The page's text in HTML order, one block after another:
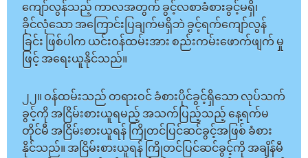
ကျော်လွန်သည့် ကာလအတွက် ခွင့်လစာခံစားခွင့်မရှိ၊
ခိုင်လုံသော အကြောင်းပြချက်မရှိဘဲ ခွင့်ရက်ကျော်လွန်
ခြင်း ဖြစ်ပါက ယင်းဝန်ထမ်းအား စည်းကမ်းဖောက်ဖျက် မှု
ဖြင့် အရေးယူနိုင်သည်။
၂၂။ ဝန်ထမ်းသည် တရားဝင် ခံစားပိုင်ခွင့်ရှိသော လုပ်သက်
ခွင့်ကို အငြိမ်းစားယူရမည့် အသက်ပြည့်သည့် နေ့ရက်မ
တိုင်မီ အငြိမ်းစားယူရန် ကြိုတင်ပြင်ဆင်ခွင့်အဖြစ် ခံစား
နိုင်သည်။ အငြိမ်းစားယူရန် ကြိုတင်ပြင်ဆင်ခွင့်ကို အချိန်မီ